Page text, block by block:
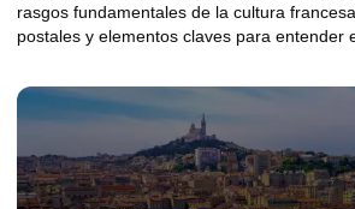
rasgos fundamentales de la cultura
postales y elementos claves para entender